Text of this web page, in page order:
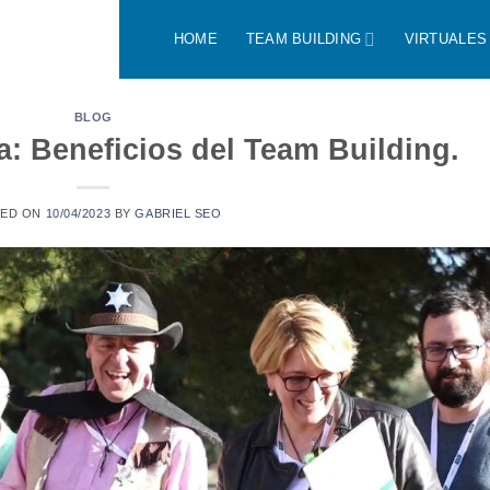
HOME TEAM BUILDING VIRTUALES
BLOG
Beneficios del Team Building.
ON 10/04/2023 BYGABRIEL SEO